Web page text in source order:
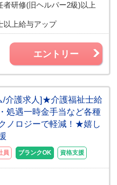
者研修(旧ヘルパー2級)以上
上給与アップ
エントリー
/介護求人]★介護福祉士給
処遇一時金手当など各種
ノロジーで軽減！★嬉し
員 ブランクOK 資格支援